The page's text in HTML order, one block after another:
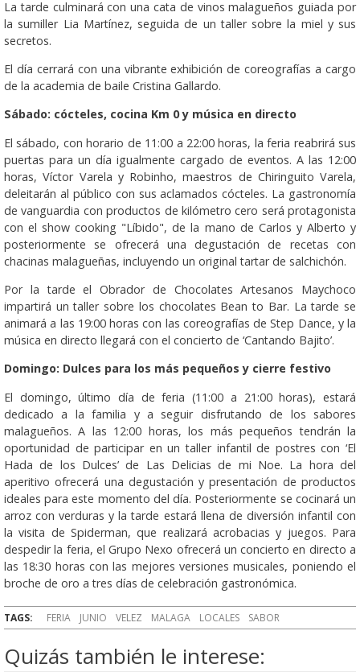
La tarde culminará con una cata de vinos malagueños guiada por
la sumiller Lia Martínez, seguida de un taller sobre la miel y sus
secretos.
El día cerrará con una vibrante exhibición de coreografías a cargo
de la academia de baile Cristina Gallardo.
Sábado: cócteles, cocina Km 0 y música en directo
El sábado, con horario de 11:00 a 22:00 horas, la feria reabrirá sus
puertas para un día igualmente cargado de eventos. A las 12:00
horas, Víctor Varela y Robinho, maestros de Chiringuito Varela,
deleitarán al público con sus aclamados cócteles. La gastronomía
de vanguardia con productos de kilómetro cero será protagonista
con el show cooking "Líbido", de la mano de Carlos y Alberto y
posteriormente se ofrecerá una degustación de recetas con
chacinas malagueñas, incluyendo un original tartar de salchichón.
Por la tarde el Obrador de Chocolates Artesanos Maychoco
impartirá un taller sobre los chocolates Bean to Bar. La tarde se
animará a las 19:00 horas con las coreografías de Step Dance, y la
música en directo llegará con el concierto de ‘Cantando Bajito’.
Domingo: Dulces para los más pequeños y cierre festivo
El domingo, último día de feria (11:00 a 21:00 horas), estará
dedicado a la familia y a seguir disfrutando de los sabores
malagueños. A las 12:00 horas, los más pequeños tendrán la
oportunidad de participar en un taller infantil de postres con ‘El
Hada de los Dulces’ de Las Delicias de mi Noe. La hora del
aperitivo ofrecerá una degustación y presentación de productos
ideales para este momento del día. Posteriormente se cocinará un
arroz con verduras y la tarde estará llena de diversión infantil con
la visita de Spiderman, que realizará acrobacias y juegos. Para
despedir la feria, el Grupo Nexo ofrecerá un concierto en directo a
las 18:30 horas con las mejores versiones musicales, poniendo el
broche de oro a tres días de celebración gastronómica.
TAGS: FERIA JUNIO VELEZ MALAGA LOCALES SABOR
Quizás también le interese: